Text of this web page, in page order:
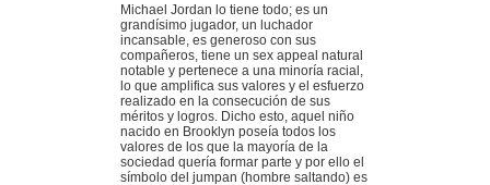
Michael Jordan lo tiene todo; es un
grandísimo jugador, un luchador
incansable, es generoso con sus
compañeros, tiene un sex appeal natural
notable y pertenece a una minoría racial,
lo que amplifica sus valores y el esfuerzo
realizado en la consecución de sus
méritos y logros. Dicho esto, aquel niño
nacido en Brooklyn poseía todos los
valores de los que la mayoría de la
sociedad quería formar parte y por ello el
símbolo del jumpan (hombre saltando) es